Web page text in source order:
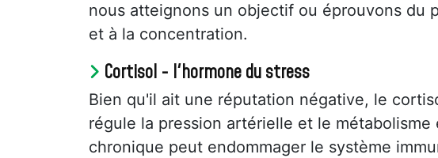
nous atteignons un objectif ou éprouvons du
et à la concentration.
Cortisol - l'hormone du stress
Bien qu'il ait une réputation négative, le
régule la pression artérielle et le
chronique peut endommager le système